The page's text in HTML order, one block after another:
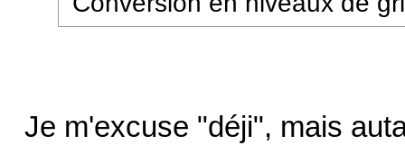
Je m'excuse "déji", mais